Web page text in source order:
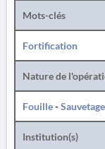
Mots-clés
Fortification
Nature de
Fouille-Sauvetage
Institution(s)